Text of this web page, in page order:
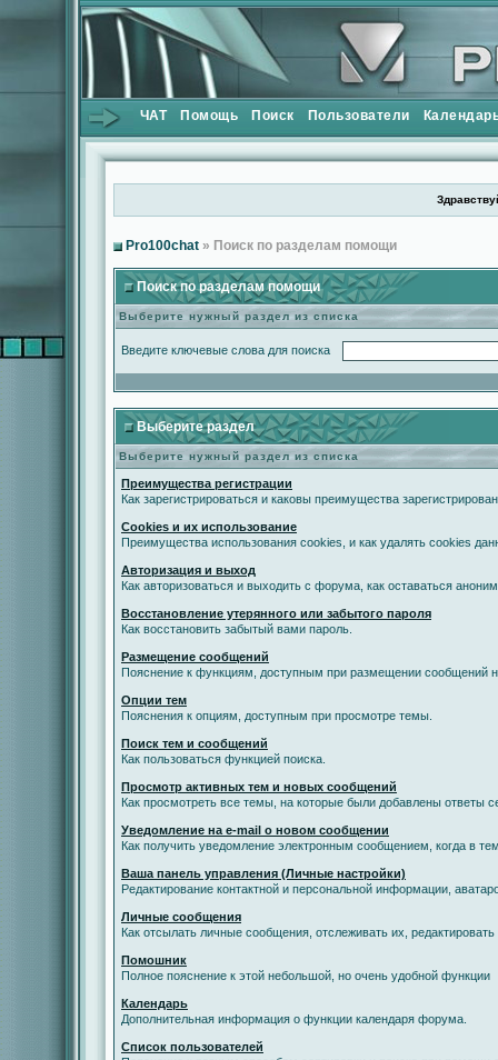
ЧАТ Помощь Поиск Пользователи
Pro100chat » Поиск по разделам помощи
Поиск по разделам помощи
Выберите нужный раздел из списка
Введите ключевые слова для поиска
Выберите раздел
Выберите нужный раздел из списка
Преимущества регистрации
Как зарегистрироваться и каковы преимущества
Cookies и их использование
Преимущества использования cookies, и как удалять cookies
Авторизация и выход
Как авторизоваться и выходить с форума, как оставаться
Восстановление утерянного или забытого пароля
Как восстановить забытый вами пароль.
Размещение сообщений
Пояснение к функциям, доступным при размещении сообщений
Опции тем
Пояснения к опциям, доступным при просмотре темы.
Поиск тем и сообщений
Как пользоваться функцией поиска.
Просмотр активных тем и новых сообщений
Как просмотреть все темы, на которые были добавлены ответы
Уведомление на е-mail о новом сообщении
Как получить уведомление электронным сообщением, когда в
Ваша панель управления (Личные настройки)
Редактирование контактной и персональной информации,
Личные сообщения
Как отсылать личные сообщения, отслеживать их,
Помошник
Полное пояснение к этой небольшой, но очень удобной функции
Календарь
Дополнительная информация о функции календаря форума.
Список пользователей